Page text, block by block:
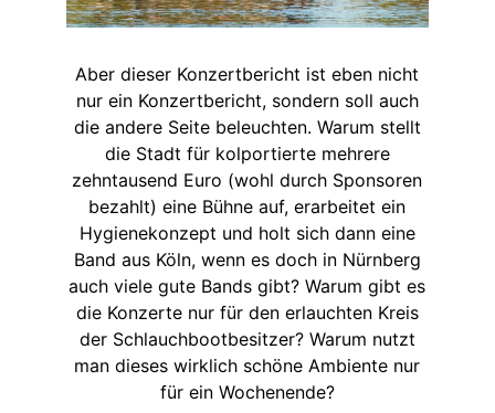
Aber dieser Konzertbericht ist eben nicht
nur ein Konzertbericht, sondern soll auch
die andere Seite beleuchten. Warum stellt
die Stadt für kolportierte mehrere
zehntausend Euro (wohl durch Sponsoren
bezahlt) eine Bühne auf, erarbeitet ein
Hygienekonzept und holt sich dann eine
Band aus Köln, wenn es doch in Nürnberg
auch viele gute Bands gibt? Warum gibt es
die Konzerte nur für den erlauchten Kreis
der Schlauchbootbesitzer? Warum nutzt
man dieses wirklich schöne Ambiente nur
für ein Wochenende?